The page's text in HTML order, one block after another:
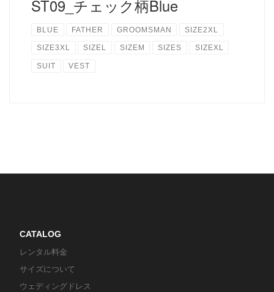
ST09_チェック柄Blue
BLUE FATHER GROOMSMAN SIZE2XL
SIZE3XL SIZEL SIZEM SIZES SIZEXL
SUIT VEST
CATALOG
レンタル料金
サイズについて
ウェディングドレス